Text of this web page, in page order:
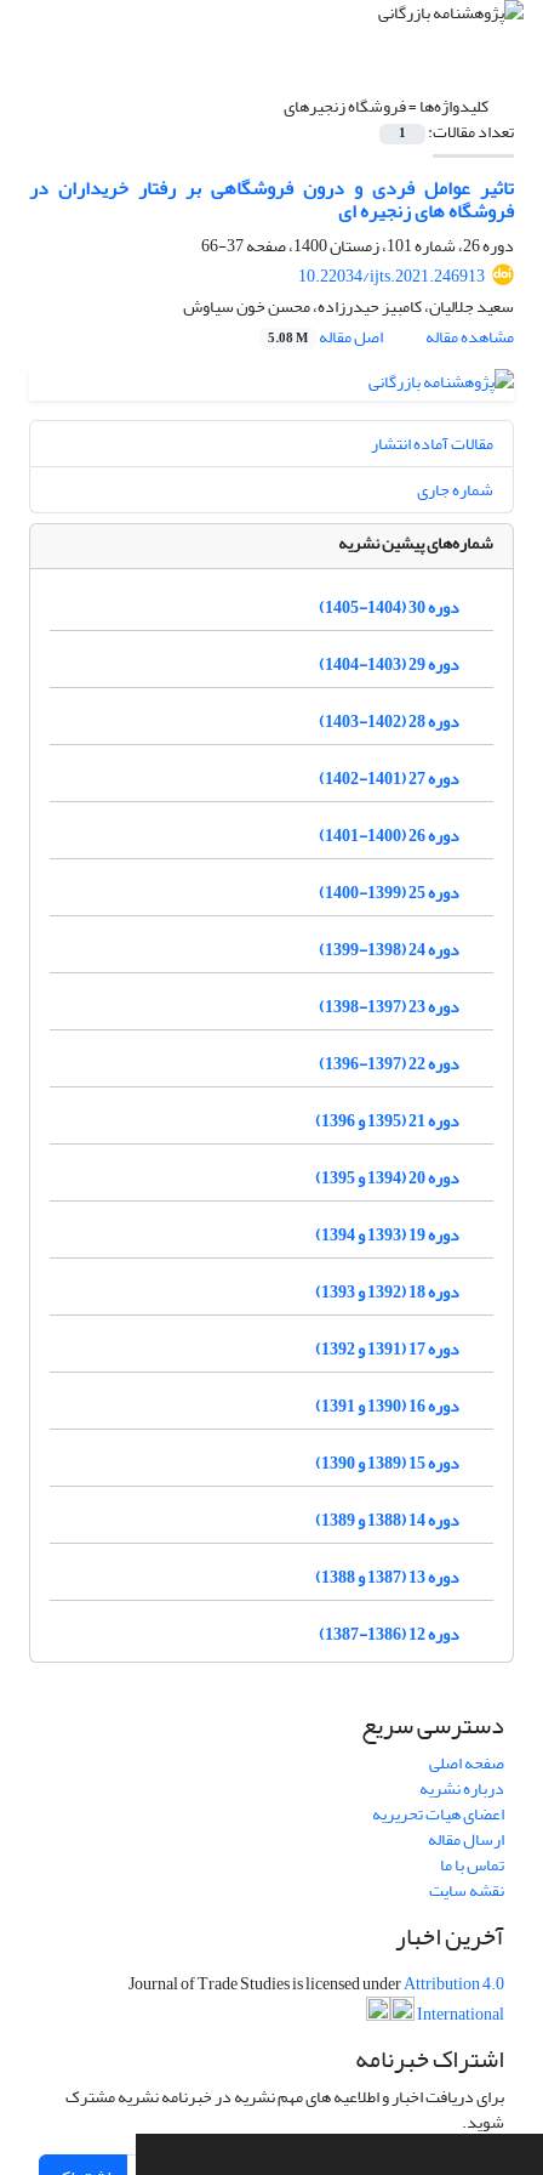
کلیدواژه‌ها =فروشگاه زنجیرهای
تعداد مقالات: 1
تاثیر عوامل فردی و درون فروشگاهی بر رفتار خریداران در
فروشگاه های زنجیره ای
دوره 26، شماره 101، زمستان 1400، صفحه
37-66
10.22034/ijts.2021.246913
سعید جلالیان، کامبیز حیدرزاده، محسن خون سیاوش
مشاهده مقاله
اصل مقاله 5.08 M
مقالات آماده انتشار
شماره جاری
شماره‌های پیشین نشریه
دوره 30 (1404-1405)
دوره 29 (1403-1404)
دوره 28 (1402-1403)
دوره 27 (1401-1402)
دوره 26 (1400-1401)
دوره 25 (1399-1400)
دوره 24 (1398-1399)
دوره 23 (1397-1398)
دوره 22 (1397-1396)
دوره 21 (1395 و 1396)
دوره 20 (1394 و 1395)
دوره 19 (1393 و 1394)
دوره 18 (1392 و 1393)
دوره 17 (1391 و 1392)
دوره 16 (1390 و 1391)
دوره 15 (1389 و 1390)
دوره 14 (1388 و 1389)
دوره 13 (1387 و 1388)
دوره 12 (1386-1387)
دسترسی سریع
صفحه اصلی
درباره نشریه
اعضای هیات تحریریه
ارسال مقاله
تماس با ما
نقشه سایت
آخرین اخبار
Journal of Trade Studies is licensed underAttribution 4.0
International
اشتراک خبرنامه
برای دریافت اخبار و اطلاعیه های مهم نشریه در خبرنامه نشریه مشترک
شوید.